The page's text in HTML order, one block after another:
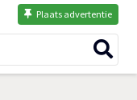
Plaats advertentie